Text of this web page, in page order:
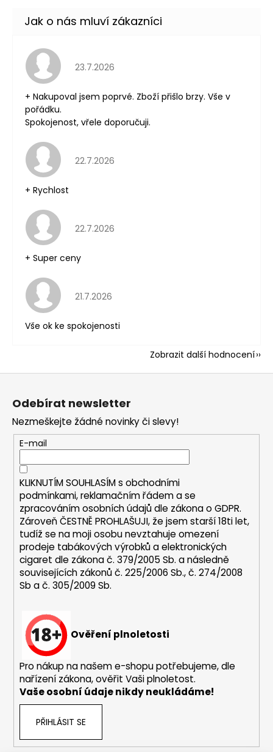
Hodnocení obchodu je 5 z 5 hvězdiček.
23.7.2026
+ Nakupoval jsem poprvé. Zboží přišlo brzy. Vše v
pořádku.
Spokojenost, vřele doporučuji.
Hodnocení obchodu je 5 z 5 hvězdiček.
22.7.2026
+ Rychlost
Hodnocení obchodu je 5 z 5 hvězdiček.
22.7.2026
+ Super ceny
Hodnocení obchodu je 5 z 5 hvězdiček.
21.7.2026
Vše ok ke spokojenosti
Zobrazit další hodnocení
Odebírat newsletter
Nezmeškejte žádné novinky či slevy!
E-mail
KLIKNUTÍM SOUHLASÍM s obchodními
podmínkami,reklamačním řádem a se
zpracováním osobních údajů dle zákona oGDPR.
Zároveň ČESTNĚ PROHLAŠUJI, že jsem starší 18ti let,
tudíž se na moji osobu nevztahuje omezení
prodeje tabákových výrobků a elektronických
cigaret dle zákona č. 379/2005 Sb. a následně
souvisejících zákonů č. 225/2006 Sb., č. 274/2008
Sb a č. 305/2009 Sb.
Ověření plnoletosti
Pro nákup na našem e-shopu potřebujeme, dle
nařízení zákona, ověřit Vaši plnoletost.
Vaše osobní údaje nikdy neukládáme!
PŘIHLÁSIT SE